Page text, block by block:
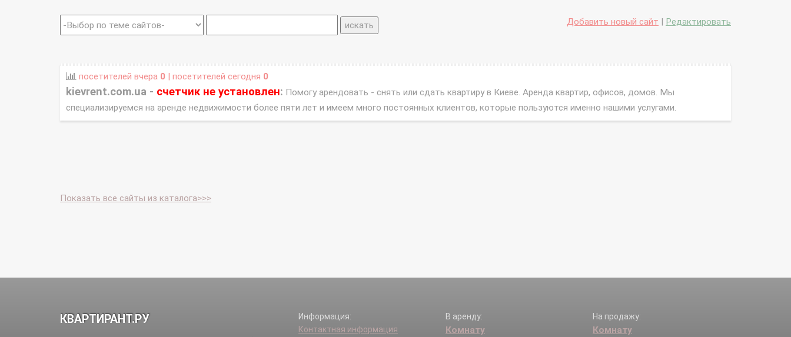
Добавить новый сайт | Редактировать
посетителей вчера 0 | посетителей сегодня 0
kievrent.com.ua - счетчик не установлен: Помогу арендовать - снять или сдать квартиру в Киеве. Аренда квартир, офисов, домов. Мы
специализируемся на аренде недвижимости более пяти лет и имеем много постоянных клиентов, которые пользуются именно нашими услугами.
Показать все сайты из каталога>>>
КВАРТИРАНТ.РУ
Информация:
Контактная информация
В аренду:
Комнату
На продажу:
Комнату